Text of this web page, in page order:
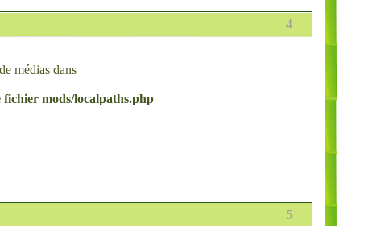
4
médias dans
fichier mods/localpaths.php
5